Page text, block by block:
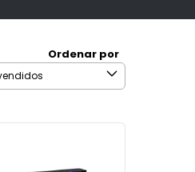
Ordenar por